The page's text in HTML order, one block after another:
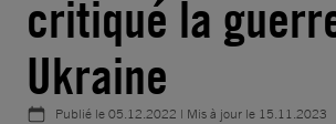
critiqué la
Ukraine
Publié le05.12.2022 | Mis à jour le 15.11.2023